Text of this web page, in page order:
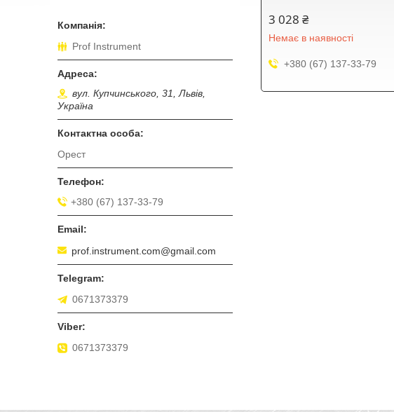
3 028 ₴
Немає в наявності
+380 (67) 137-33-79
Prof Instrument
вул. Купчинського, 31, Львів,
Україна
Орест
+380 (67) 137-33-79
prof.instrument.com@gmail.com
0671373379
0671373379